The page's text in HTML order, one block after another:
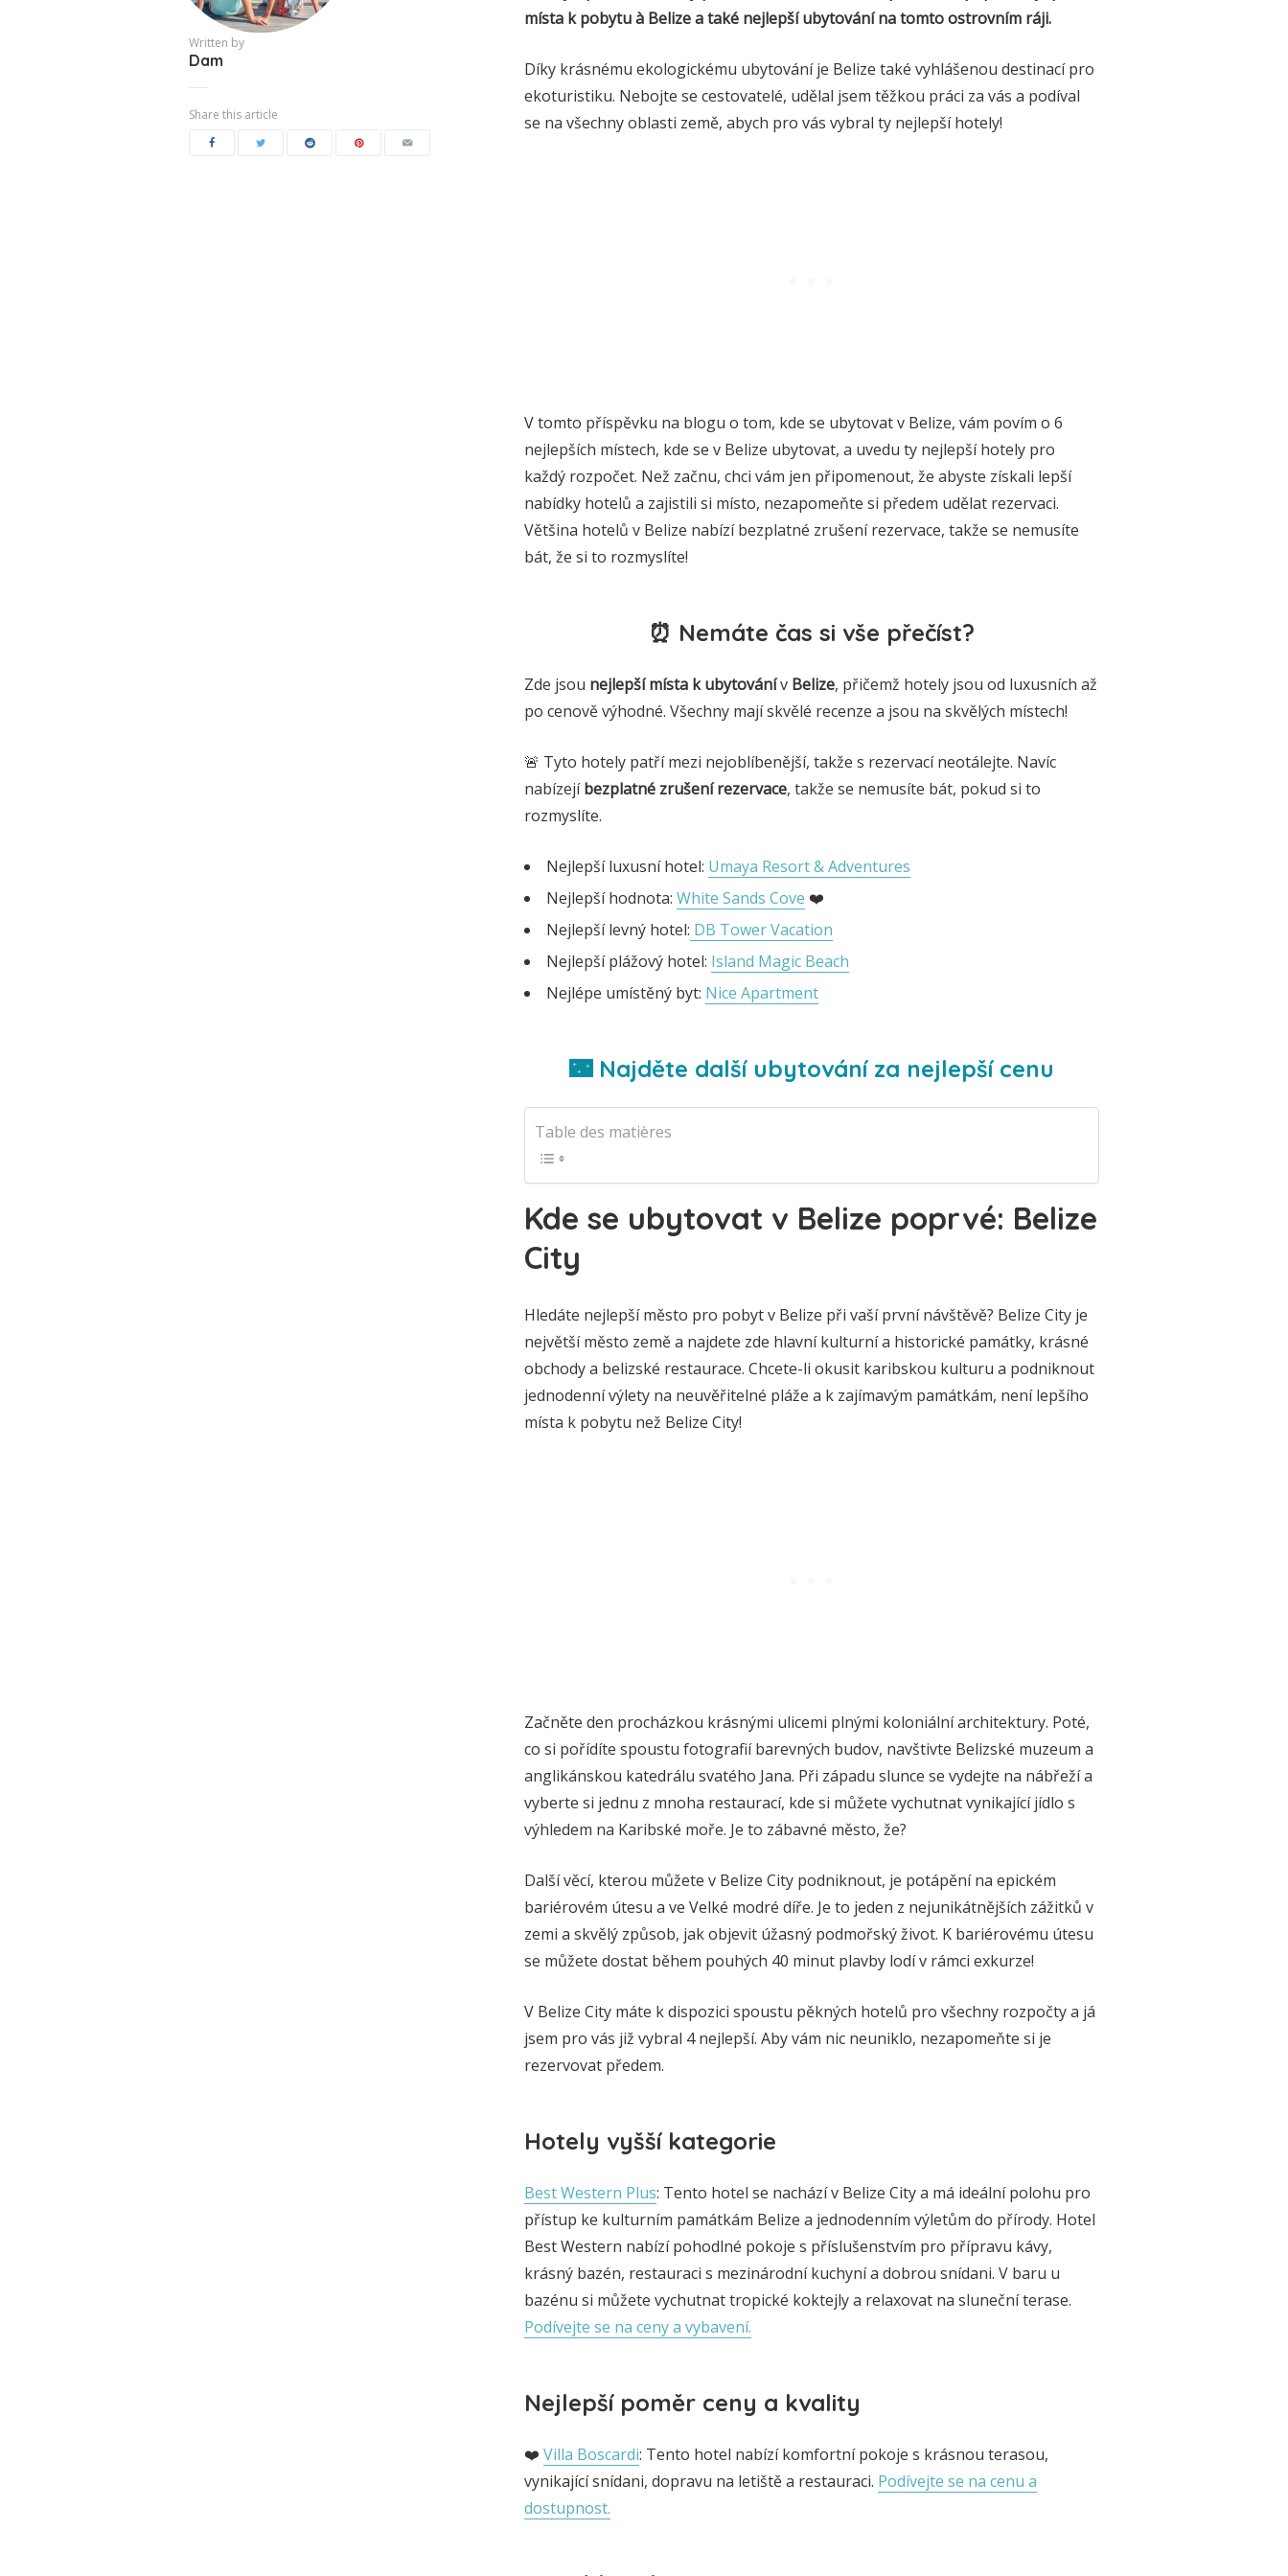
Written by
Dam
Share this article
místa k pobytuà Belizea také nejlepší ubytování na tomto ostrovním ráji.
Díky krásnému ekologickému ubytování je Belize také vyhlášenou destinací pro
ekoturistiku. Nebojte se cestovatelé, udělal jsem těžkou práci za vás a podíval
se na všechny oblasti země, abych pro vás vybral ty nejlepší hotely!
V tomto příspěvku na blogu o tom, kde se ubytovat v Belize, vám povím o 6
nejlepších místech, kde se v Belize ubytovat, a uvedu ty nejlepší hotely pro
každý rozpočet. Než začnu, chci vám jen připomenout, že abyste získali lepší
nabídky hotelů a zajistili si místo, nezapomeňte si předem udělat rezervaci.
Většina hotelů v Belize nabízí bezplatné zrušení rezervace, takže se nemusíte
bát, že si to rozmyslíte!
⏰ Nemáte čas si vše přečíst?
Zde jsou nejlepší místa k ubytovánív Belize, přičemž hotely jsou od luxusních až
po cenově výhodné. Všechny mají skvělé recenze a jsou na skvělých místech!
🚨 Tyto hotely patří mezi nejoblíbenější, takže s rezervací neotálejte. Navíc
nabízejíbezplatné zrušení rezervace, takže se nemusíte bát, pokud si to
rozmyslíte.
Nejlepší luxusní hotel: Umaya Resort & Adventures
Nejlepší hodnota: White Sands Cove ❤️
Nejlepší levný hotel: DB Tower Vacation
Nejlepší plážový hotel: Island Magic Beach
Nejlépe umístěný byt: Nice Apartment
🌃 Najděte další ubytování za nejlepší cenu
Table des matières
Kde se ubytovat v Belize poprvé: Belize
City
Hledáte nejlepší město pro pobyt v Belize při vaší první návštěvě? Belize City je
největší město země a najdete zde hlavní kulturní a historické památky, krásné
obchody a belizské restaurace. Chcete-li okusit karibskou kulturu a podniknout
jednodenní výlety na neuvěřitelné pláže a k zajímavým památkám, není lepšího
místa k pobytu než Belize City!
Začněte den procházkou krásnými ulicemi plnými koloniální architektury. Poté,
co si pořídíte spoustu fotografií barevných budov, navštivte Belizské muzeum a
anglikánskou katedrálu svatého Jana. Při západu slunce se vydejte na nábřeží a
vyberte si jednu z mnoha restaurací, kde si můžete vychutnat vynikající jídlo s
výhledem na Karibské moře. Je to zábavné město, že?
Další věcí, kterou můžete v Belize City podniknout, je potápění na epickém
bariérovém útesu a ve Velké modré díře. Je to jeden z nejunikátnějších zážitků v
zemi a skvělý způsob, jak objevit úžasný podmořský život. K bariérovému útesu
se můžete dostat během pouhých 40 minut plavby lodí v rámci exkurze!
V Belize City máte k dispozici spoustu pěkných hotelů pro všechny rozpočty a já
jsem pro vás již vybral 4 nejlepší. Aby vám nic neuniklo, nezapomeňte si je
rezervovat předem.
Hotely vyšší kategorie
Best Western Plus: Tento hotel se nachází v Belize City a má ideální polohu pro
přístup ke kulturním památkám Belize a jednodenním výletům do přírody. Hotel
Best Western nabízí pohodlné pokoje s příslušenstvím pro přípravu kávy,
krásný bazén, restauraci s mezinárodní kuchyní a dobrou snídani. V baru u
bazénu si můžete vychutnat tropické koktejly a relaxovat na sluneční terase.
Podívejte se na ceny a vybavení.
Nejlepší poměr ceny a kvality
❤️ Villa Boscardi: Tento hotel nabízí komfortní pokoje s krásnou terasou,
vynikající snídani, dopravu na letiště a restauraci. Podívejte se na cenu a
dostupnost.